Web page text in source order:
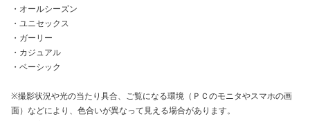
・オールシーズン
・ユニセックス
・ガーリー
・カジュアル
・ベーシック
※撮影状況や光の当たり具合、ご覧になる環境（ＰＣのモニタやスマホの画
面）などにより、色合いが異なって見える場合があります。